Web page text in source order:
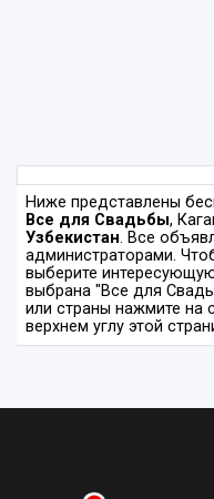
Ниже представлены
Все для Свадьбы,
Узбекистан. Все
администраторами.
выберите
выбрана "Все для
или страны нажмите на
верхнем углу этой